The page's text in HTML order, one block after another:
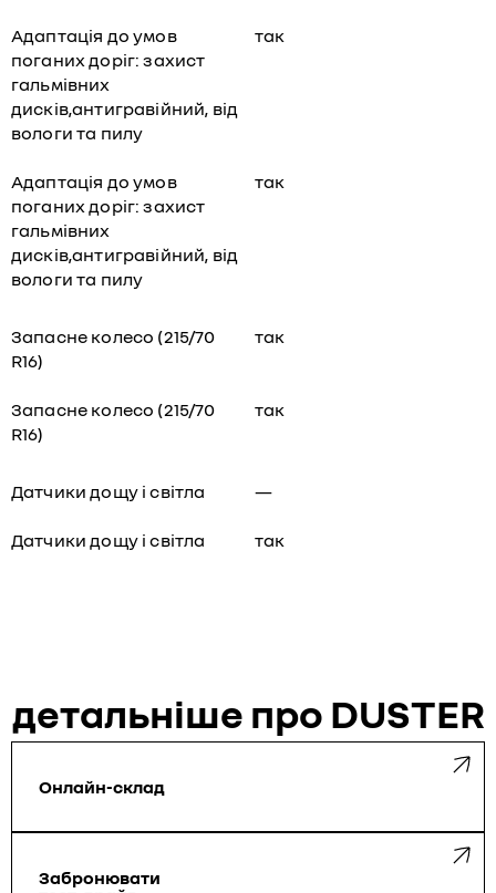
Адаптація до умов
поганих доріг: захист
гальмівних
дисків,антигравійний, від
вологи та пилу
так
Адаптація до умов
поганих доріг: захист
гальмівних
дисків,антигравійний, від
вологи та пилу
так
Запасне колесо (215/70
R16)
так
Запасне колесо (215/70
R16)
так
Датчики дощу і світла —
Датчики дощу і світла так
детальніше про DUSTER
Онлайн-склад
Забронювати